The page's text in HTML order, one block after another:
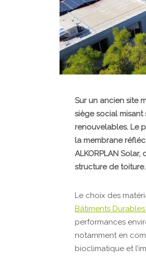
Sur un ancien site
siège social
renouvelables. Le
la membrane
ALKORPLAN
structure de toiture.
Le choix des
Bâtiments
performances
notamment en
bioclimatique et